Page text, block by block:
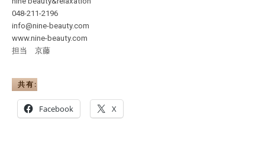
048-211-2196
info@nine-beauty.com
www.nine-beauty.com
担当 京藤
共有:
Facebook X